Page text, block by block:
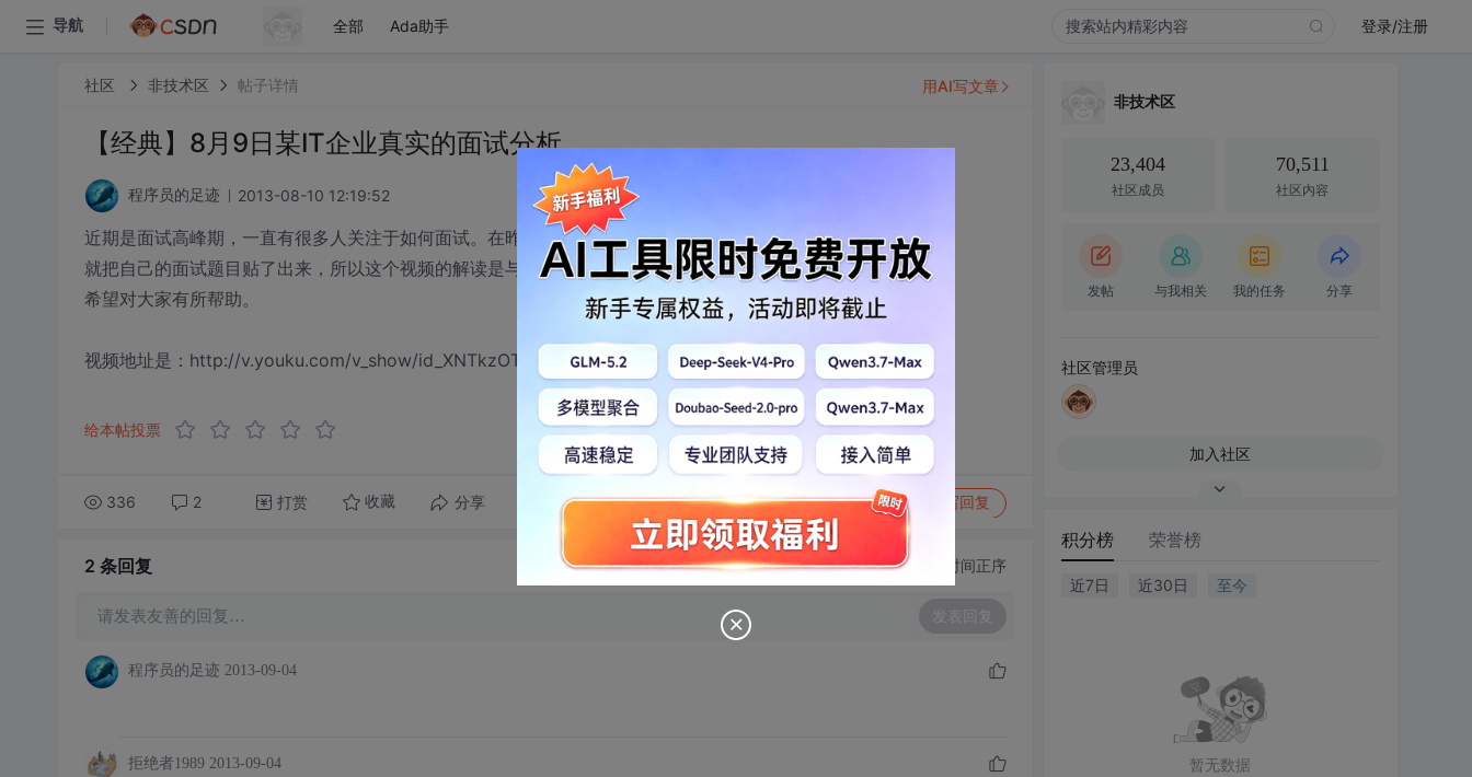
导航 全部 Ada助手 登录/注册
社区 非技术区 帖子详情
【经典】8月9日某IT企业真实的面试分析
程序员的足迹 2013-08-10 12:19:52
近期是面试高峰期，一直有很多人关注于如何面试。在昨天发的视频中，有个网友今天面试完后
就把自己的面试题目贴了出来，所以这个视频的解读是与企业零距离的。
希望对大家有所帮助。
视频地址是：http://v.youku.com/v_show/id_XNTkzOTA4Nzk2.html
给本帖投票
336 2 打赏 收藏 分享 转发到动态 举报 写回复
用AI写文章
2 条回复 切换为时间正序
请发表友善的回复… 发表回复
程序员的足迹 2013-09-04
拒绝者1989 2013-09-04
非技术区
23,404
社区成员
70,511
社区内容
发帖 与我相关 我的任务 分享
社区管理员
加入社区
积分榜 荣誉榜
近7日 近30日 至今
暂无数据